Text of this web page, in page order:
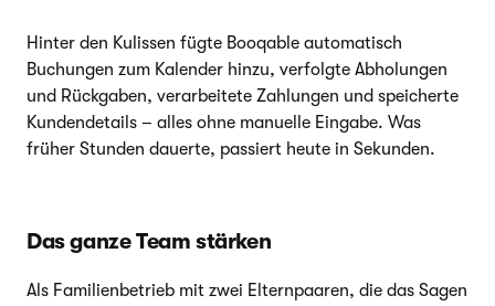
Hinter den Kulissen fügte Booqable automatisch
Buchungen zum Kalender hinzu, verfolgte Abholungen
und Rückgaben, verarbeitete Zahlungen und speicherte
Kundendetails – alles ohne manuelle Eingabe. Was
früher Stunden dauerte, passiert heute in Sekunden.
Das ganze Team stärken
Als Familienbetrieb mit zwei Elternpaaren, die das Sagen